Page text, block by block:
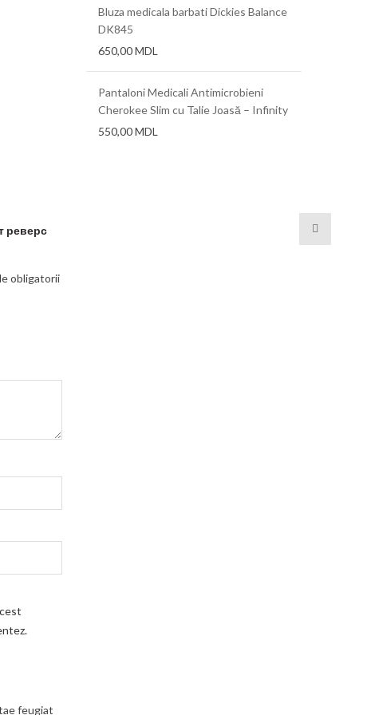
реверс
obligatorii
feugiat
Bluza medicala barbati Dickies Balance
DK845
650,00MDL
Pantaloni Medicali Antimicrobieni
Cherokee Slim cu Talie Joasă – Infinity
550,00MDL